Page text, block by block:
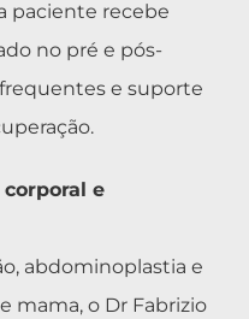
paciente recebe
no pré e pós-
e suporte
e
abdominoplastia e
mama, o Dr Fabrizio